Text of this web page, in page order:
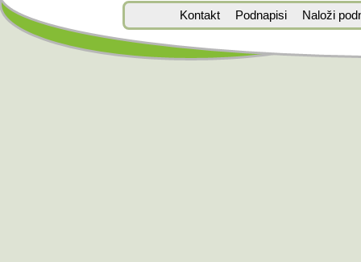
Kontakt Podnapisi Naloži